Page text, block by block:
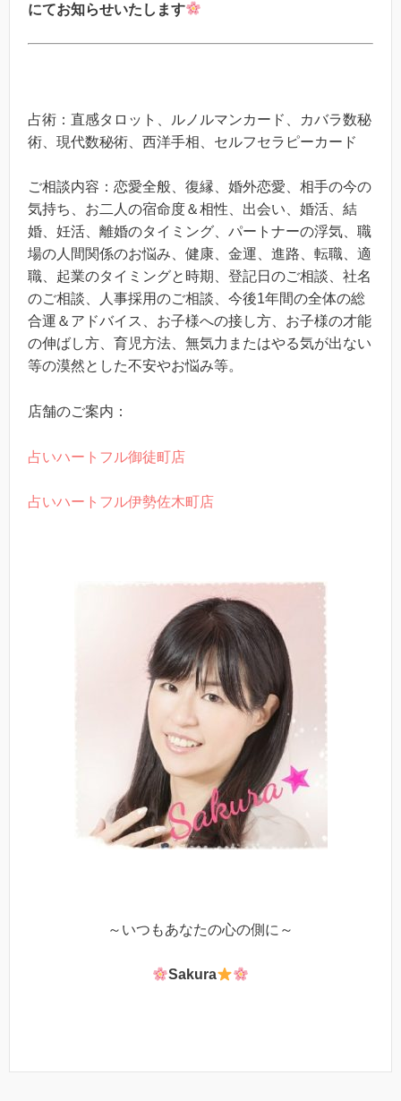
にてお知らせいたします
占術：直感タロット、ルノルマンカード、カバラ数秘
術、現代数秘術、西洋手相、セルフセラピーカード
ご相談内容：恋愛全般、復縁、婚外恋愛、相手の今の
気持ち、お二人の宿命度＆相性、出会い、婚活、結
婚、妊活、離婚のタイミング、パートナーの浮気、職
場の人間関係のお悩み、健康、金運、進路、転職、適
職、起業のタイミングと時期、登記日のご相談、社名
のご相談、人事採用のご相談、今後1年間の全体の総
合運＆アドバイス、お子様への接し方、お子様の才能
の伸ばし方、育児方法、無気力またはやる気が出ない
等の漠然とした不安やお悩み等。
店舗のご案内：
占いハートフル御徒町店
占いハートフル伊勢佐木町店
～いつもあなたの心の側に～
Sakura